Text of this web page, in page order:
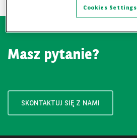
Masz pytanie?
SKONTAKTUJ SIĘ Z NAMI
Cookies Settings